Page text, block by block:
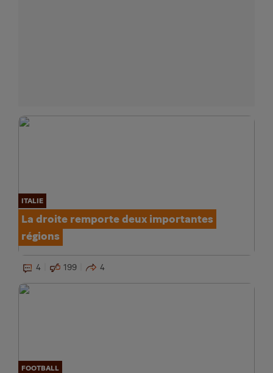
ITALIE
La droite remporte deux importantes
régions
4 199 4
FOOTBALL